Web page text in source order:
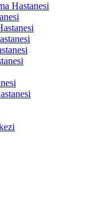
Hastanesi